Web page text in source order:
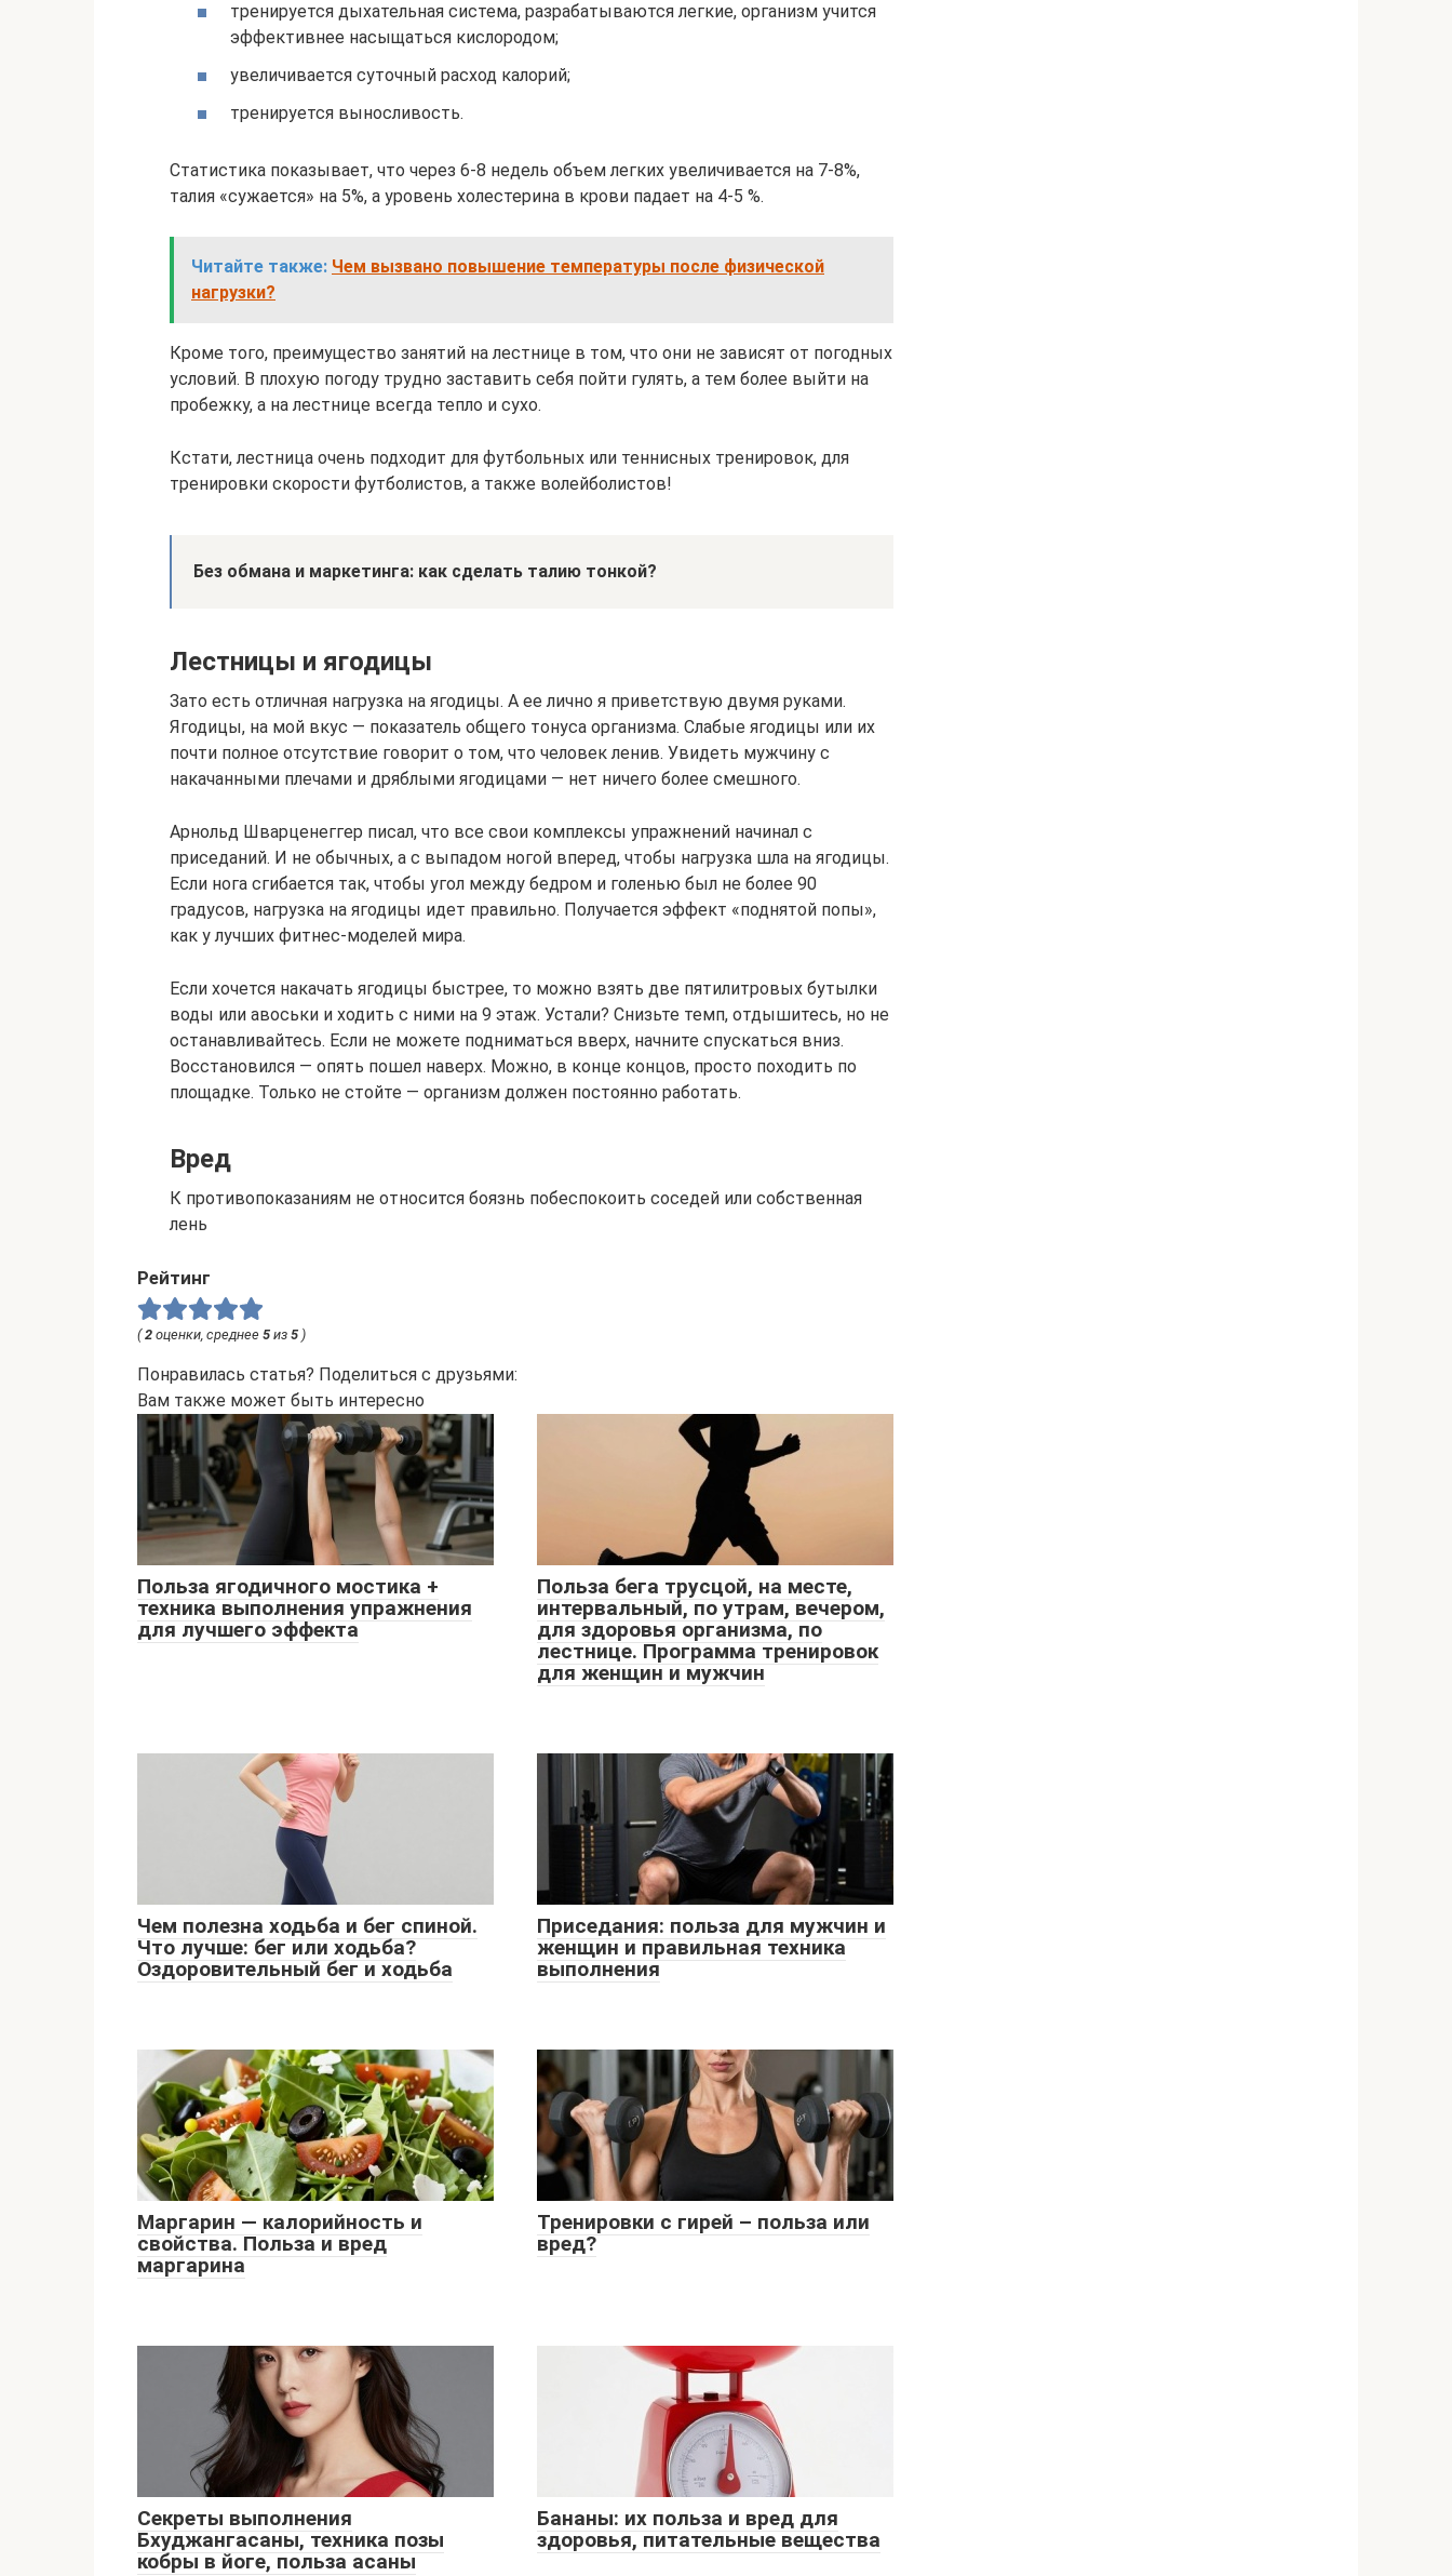
тренируется дыхательная система, разрабатываются легкие, организм учится
эффективнее насыщаться кислородом;
увеличивается суточный расход калорий;
тренируется выносливость.
Статистика показывает, что через 6-8 недель объем легких увеличивается на 7-8%,
талия «сужается» на 5%, а уровень холестерина в крови падает на 4-5 %.
Читайте также: Чем вызвано повышение температуры после физической
нагрузки?
Кроме того, преимущество занятий на лестнице в том, что они не зависят от погодных
условий. В плохую погоду трудно заставить себя пойти гулять, а тем более выйти на
пробежку, а на лестнице всегда тепло и сухо.
Кстати, лестница очень подходит для футбольных или теннисных тренировок, для
тренировки скорости футболистов, а также волейболистов!
Без обмана и маркетинга: как сделать талию тонкой?
Лестницы и ягодицы
Зато есть отличная нагрузка на ягодицы. А ее лично я приветствую двумя руками.
Ягодицы, на мой вкус — показатель общего тонуса организма. Слабые ягодицы или их
почти полное отсутствие говорит о том, что человек ленив. Увидеть мужчину с
накачанными плечами и дряблыми ягодицами — нет ничего более смешного.
Арнольд Шварценеггер писал, что все свои комплексы упражнений начинал с
приседаний. И не обычных, а с выпадом ногой вперед, чтобы нагрузка шла на ягодицы.
Если нога сгибается так, чтобы угол между бедром и голенью был не более 90
градусов, нагрузка на ягодицы идет правильно. Получается эффект «поднятой попы»,
как у лучших фитнес-моделей мира.
Если хочется накачать ягодицы быстрее, то можно взять две пятилитровых бутылки
воды или авоськи и ходить с ними на 9 этаж. Устали? Снизьте темп, отдышитесь, но не
останавливайтесь. Если не можете подниматься вверх, начните спускаться вниз.
Восстановился — опять пошел наверх. Можно, в конце концов, просто походить по
площадке. Только не стойте — организм должен постоянно работать.
Вред
К противопоказаниям не относится боязнь побеспокоить соседей или собственная
лень
Рейтинг
(2 оценки, среднее 5 из 5 )
Понравилась статья? Поделиться с друзьями:
Вам также может быть интересно
Польза ягодичного мостика +
техника выполнения упражнения
для лучшего эффекта
Польза бега трусцой, на месте,
интервальный, по утрам, вечером,
для здоровья организма, по
лестнице. Программа тренировок
для женщин и мужчин
Чем полезна ходьба и бег спиной.
Что лучше: бег или ходьба?
Оздоровительный бег и ходьба
Приседания: польза для мужчин и
женщин и правильная техника
выполнения
Маргарин — калорийность и
свойства. Польза и вред
маргарина
Тренировки с гирей – польза или
вред?
Секреты выполнения
Бхуджангасаны, техника позы
кобры в йоге, польза асаны
Бананы: их польза и вред для
здоровья, питательные вещества